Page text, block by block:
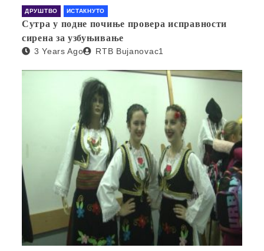
ДРУШТВО ИСТАКНУТО
Сутра у подне почиње провера исправности
сирена за узбуњивање
3 Years Ago RTB Bujanovac1